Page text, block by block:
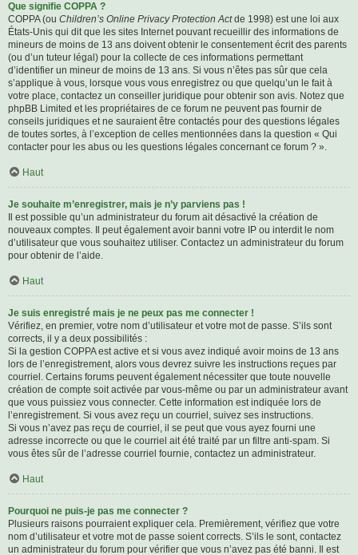
Que signifie COPPA ?
COPPA (ou Children’s Online Privacy Protection Actde 1998) est une loi aux
États-Unis qui dit que les sites Internet pouvant recueillir des informations de
mineurs de moins de 13 ans doivent obtenir le consentement écrit des parents
(ou d’un tuteur légal) pour la collecte de ces informations permettant
d’identifier un mineur de moins de 13 ans. Si vous n’êtes pas sûr que cela
s’applique à vous, lorsque vous vous enregistrez ou que quelqu’un le fait à
votre place, contactez un conseiller juridique pour obtenir son avis. Notez que
phpBB Limited et les propriétaires de ce forum ne peuvent pas fournir de
conseils juridiques et ne sauraient être contactés pour des questions légales
de toutes sortes, à l’exception de celles mentionnées dans la question « Qui
contacter pour les abus ou les questions légales concernant ce forum ? ».
Haut
Je souhaite m’enregistrer, mais je n’y parviens pas !
Il est possible qu’un administrateur du forum ait désactivé la création de
nouveaux comptes. Il peut également avoir banni votre IP ou interdit le nom
d’utilisateur que vous souhaitez utiliser. Contactez un administrateur du forum
pour obtenir de l’aide.
Haut
Je suis enregistré mais je ne peux pas me connecter !
Vérifiez, en premier, votre nom d’utilisateur et votre mot de passe. S’ils sont
corrects, il y a deux possibilités :
Si la gestion COPPA est active et si vous avez indiqué avoir moins de 13 ans
lors de l’enregistrement, alors vous devrez suivre les instructions reçues par
courriel. Certains forums peuvent également nécessiter que toute nouvelle
création de compte soit activée par vous-même ou par un administrateur avant
que vous puissiez vous connecter. Cette information est indiquée lors de
l’enregistrement. Si vous avez reçu un courriel, suivez ses instructions.
Si vous n’avez pas reçu de courriel, il se peut que vous ayez fourni une
adresse incorrecte ou que le courriel ait été traité par un filtre anti-spam. Si
vous êtes sûr de l’adresse courriel fournie, contactez un administrateur.
Haut
Pourquoi ne puis-je pas me connecter ?
Plusieurs raisons pourraient expliquer cela. Premièrement, vérifiez que votre
nom d’utilisateur et votre mot de passe soient corrects. S’ils le sont, contactez
un administrateur du forum pour vérifier que vous n’avez pas été banni. Il est